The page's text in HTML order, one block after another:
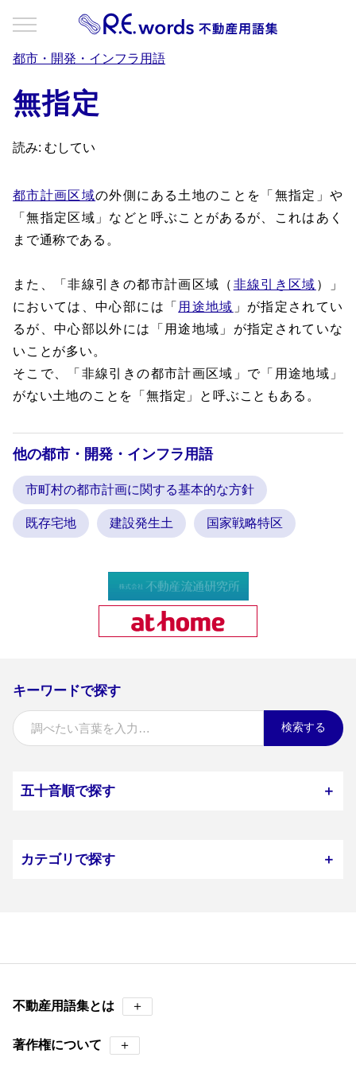
キーワードで探す
検索する
五十音順で探す ＋
カテゴリで探す ＋
都市・開発・インフラ用語
無指定
読み: むしてい
都市計画区域の外側にある土地のことを「無指定」や
「無指定区域」などと呼ぶことがあるが、これはあく
まで通称である。
また、「非線引きの都市計画区域（ 非線引き区域 ）」
においては、中心部には「 用途地域 」が指定されてい
るが、中心部以外には「用途地域」が指定されていな
いことが多い。
そこで、「非線引きの都市計画区域」で「用途地域」
がない土地のことを「無指定」と呼ぶこともある。
他の都市・開発・インフラ用語
市町村の都市計画に関する基本的な方針
既存宅地 建設発生土 国家戦略特区
不動産用語集とは ＋
著作権について ＋